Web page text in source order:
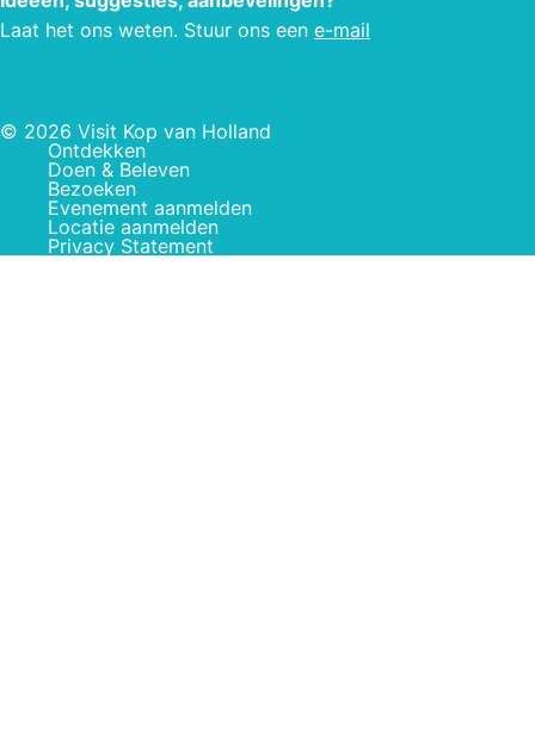
Laat het ons weten. Stuur ons een e-mail
© 2026 Visit Kop van Holland
Ontdekken
Doen & Beleven
Bezoeken
Evenement aanmelden
Locatie aanmelden
Privacy Statement